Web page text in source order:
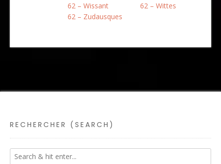
62 – Wissant
62 – Wittes
62 – Zudausques
RECHERCHER (SEARCH)